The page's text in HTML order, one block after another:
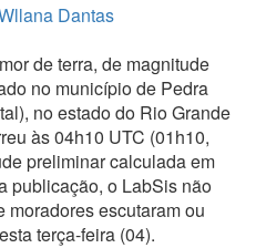
Dantas
de terra, de magnitude
no município de Pedra
no estado do Rio Grande
às 04h10 UTC (01h10,
preliminar calculada em
publicação, o LabSis não
moradores escutaram ou
terça-feira (04).